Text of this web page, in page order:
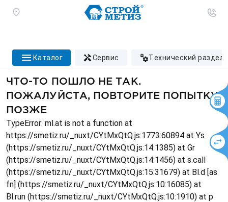
каталог сервис технический раздел
ЧТО-ТО ПОШЛО НЕ ТАК.
ПОЖАЛУЙСТА, ПОВТОРИТЕ ПОПЫТКУ
ПОЗЖЕ
TypeError: ml.at is not a function at
https://smetiz.ru/_nuxt/CYtMxQtQ.js:1773:60894 at Ys
(https://smetiz.ru/_nuxt/CYtMxQtQ.js:14:1385) at Gr
(https://smetiz.ru/_nuxt/CYtMxQtQ.js:14:1456) at s.call
(https://smetiz.ru/_nuxt/CYtMxQtQ.js:15:31679) at Bl.d [as
fn] (https://smetiz.ru/_nuxt/CYtMxQtQ.js:10:16085) at
Bl.run (https://smetiz.ru/_nuxt/CYtMxQtQ.js:10:1910) at p